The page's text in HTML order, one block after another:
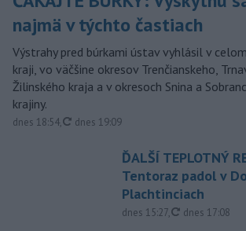
najmä v týchto častiach
Výstrahy pred búrkami ústav vyhlásil v
kraji, vo väčšine okresov Trenčianskeho,
Žilinského kraja a v okresoch Snina a
krajiny.
dnes 18:54, aktualizované
dnes 19:09
ĎALŠÍ TEPLOTNÝ
Tentoraz padol v
Plachtinciach
dnes 15:27, aktualizované
dnes 17:08